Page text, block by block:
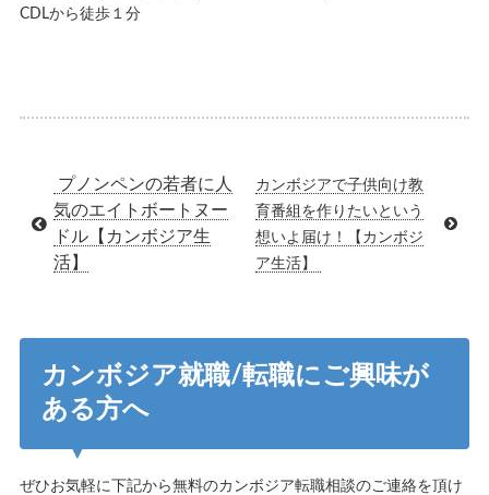
CDLから徒歩１分
プノンペンの若者に人
気のエイトボートヌー
ドル【カンボジア生
活】
カンボジアで子供向け教
育番組を作りたいという
想いよ届け！【カンボジ
ア生活】
カンボジア就職/転職にご興味が
ある方へ
ぜひお気軽に下記から無料のカンボジア転職相談のご連絡を頂け